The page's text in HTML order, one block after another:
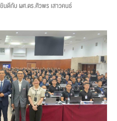
นดีกับ ผศ.ดร.ศิวพร เสาวคนธ์